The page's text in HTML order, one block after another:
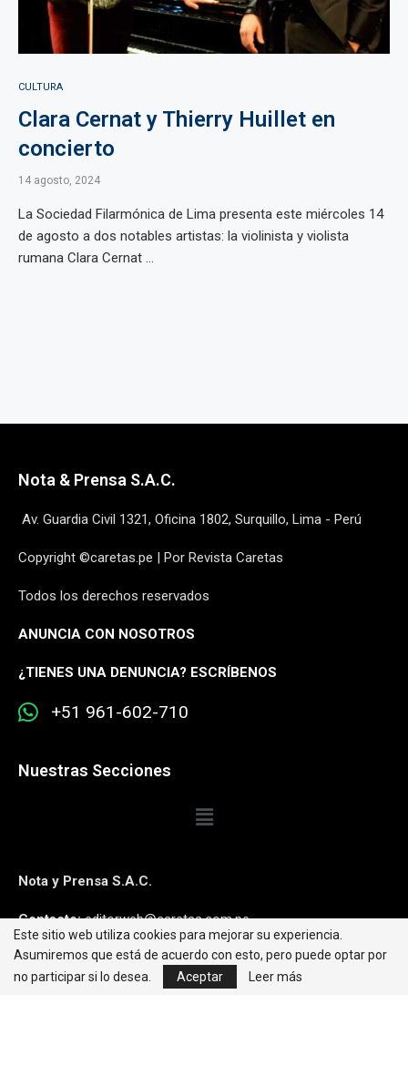
CULTURA
Clara Cernat y Thierry Huillet en
concierto
14 agosto, 2024
La Sociedad Filarmónica de Lima presenta este miércoles 14
de agosto a dos notables artistas: la violinista y violista
rumana Clara Cernat ...
Nota & Prensa S.A.C.
Av. Guardia Civil 1321, Oficina 1802, Surquillo, Lima - Perú
Copyright ©caretas.pe | Por Revista Caretas
Todos los derechos reservados
ANUNCIA CON NOSOTROS
¿TIENES UNA DENUNCIA? ESCRÍBENOS
+51 961-602-710
Nuestras Secciones
Nota y Prensa S.A.C.
Contacto:editorweb@caretas.com.pe
Síguenos:
Este sitio web utiliza cookies para mejorar su experiencia.
Asumiremos que está de acuerdo con esto, pero puede optar por
no participar si lo desea.
Aceptar Leer más